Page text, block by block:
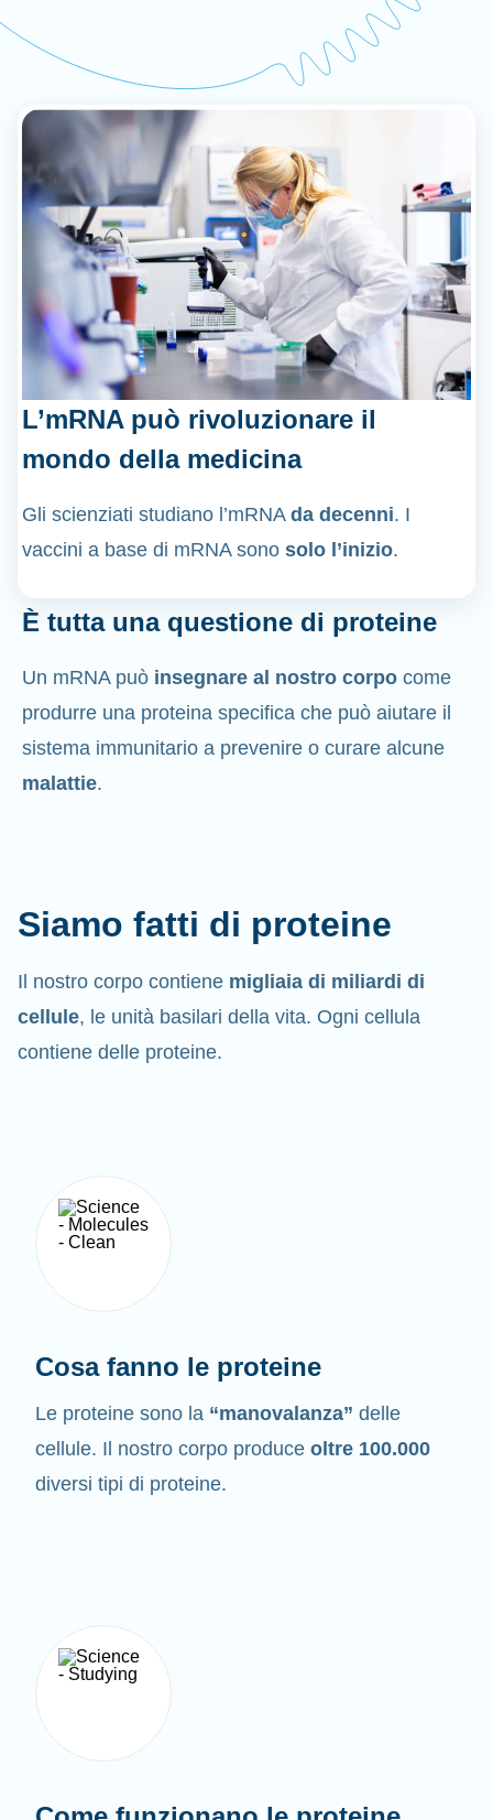
L’mRNA può rivoluzionare il
mondo della medicina
Gli scienziati studiano l’mRNA da decenni. I
vaccini a base di mRNA sono solo l’inizio.
È tutta una questione di proteine
Un mRNA può insegnare al nostro corpo come
produrre una proteina specifica che può aiutare il
sistema immunitario a prevenire o curare alcune
malattie.
Siamo fatti di proteine
Il nostro corpo contiene migliaia di miliardi di
cellule, le unità basilari della vita. Ogni cellula
contiene delle proteine.
Cosa fanno le proteine
Le proteine sono la “manovalanza” delle
cellule. Il nostro corpo produce oltre 100.000
diversi tipi di proteine.